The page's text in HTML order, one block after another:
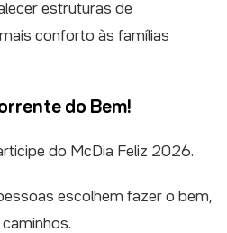
estruturas de
conforto às famílias
do Bem!
do McDia Feliz 2026.
escolhem fazer o bem,